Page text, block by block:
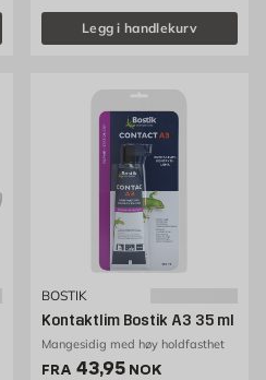
Legg i handlekurv
BOSTIK
Kontaktlim Bostik A3 35 ml
Mangesidig med høy holdfasthet
FRA Pris 43.95 NOK /stk
43,95 NOK